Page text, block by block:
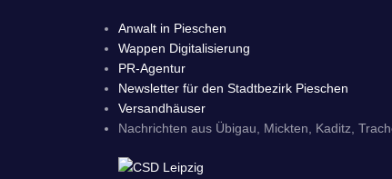
Anwalt in Pieschen
Wappen Digitalisierung
PR-Agentur
Newsletter für den Stadtbezirk Pieschen
Versandhäuser
Nachrichten aus Übigau, Mickten, Kaditz,